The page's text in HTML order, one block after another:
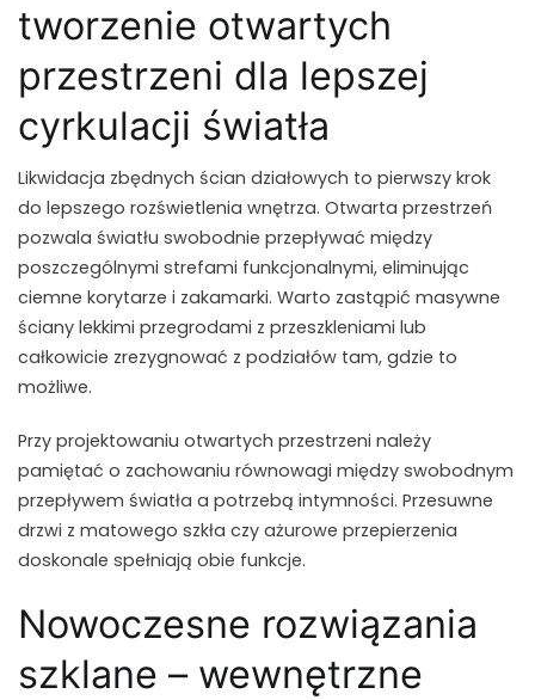
tworzenie otwartych
przestrzeni dla lepszej
cyrkulacji światła
Likwidacja zbędnych ścian działowych to pierwszy krok
do lepszego rozświetlenia wnętrza. Otwarta przestrzeń
pozwala światłu swobodnie przepływać między
poszczególnymi strefami funkcjonalnymi, eliminując
ciemne korytarze i zakamarki. Warto zastąpić masywne
ściany lekkimi przegrodami z przeszkleniami lub
całkowicie zrezygnować z podziałów tam, gdzie to
możliwe.
Przy projektowaniu otwartych przestrzeni należy
pamiętać o zachowaniu równowagi między swobodnym
przepływem światła a potrzebą intymności. Przesuwne
drzwi z matowego szkła czy ażurowe przepierzenia
doskonale spełniają obie funkcje.
Nowoczesne rozwiązania
szklane – wewnętrzne